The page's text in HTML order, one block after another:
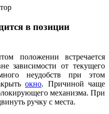
в позиции
положении встречается
зависимости от текущего
неудобств при этом
окно. Причиной чаще
механизма. При
ручку с места.